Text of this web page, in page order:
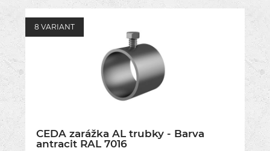
8 VARIANT
CEDA zarážka AL trubky - Barva
antracit RAL 7016